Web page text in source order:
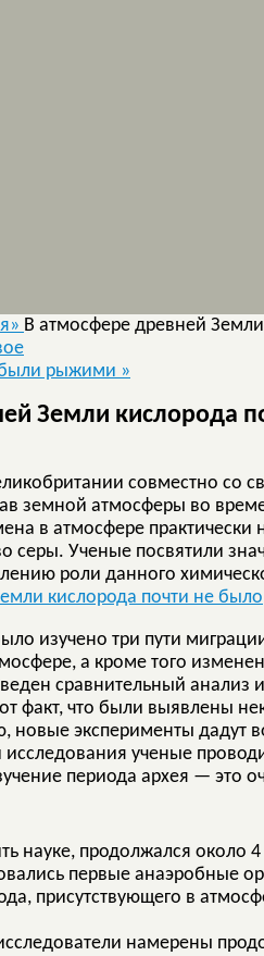
В атмосфере древней
рыжими »
Земли кислорода
совместно со
земной атмосферы во
в атмосфере
серы. Ученые посвятили
роли данного
изучено три пути
а кроме того
сравнительный
факт, что были выявлены
новые эксперименты дадут
исследования ученые
периода архея — это
науке, продолжался около
первые анаэробные
присутствующего в
намерены